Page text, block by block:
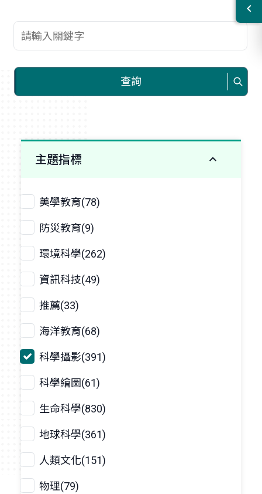
查詢關鍵字
查詢
主題指標
美學教育(78)
防災教育(9)
環境科學(262)
資訊科技(49)
推薦(33)
海洋教育(68)
科學攝影(391)
科學繪圖(61)
生命科學(830)
地球科學(361)
人類文化(151)
物理(79)